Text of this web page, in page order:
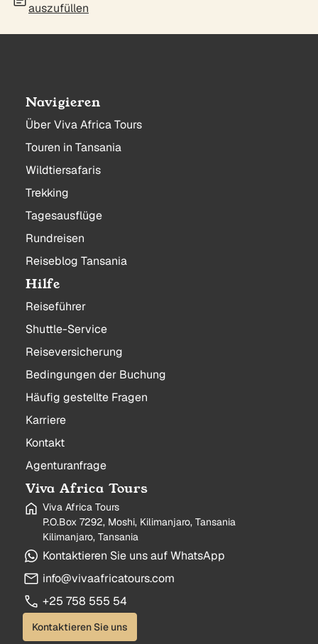
auszufüllen
Navigieren
Über Viva Africa Tours
Touren in Tansania
Wildtiersafaris
Trekking
Tagesausflüge
Rundreisen
Reiseblog Tansania
Hilfe
Reiseführer
Shuttle-Service
Reiseversicherung
Bedingungen der Buchung
Häufig gestellte Fragen
Karriere
Kontakt
Agenturanfrage
Viva Africa Tours
Viva Africa Tours
P.O.Box 7292, Moshi, Kilimanjaro, Tansania
Kilimanjaro, Tansania
Kontaktieren Sie uns auf WhatsApp
info@vivaafricatours.com
+25 758 555 54
Kontaktieren Sie uns